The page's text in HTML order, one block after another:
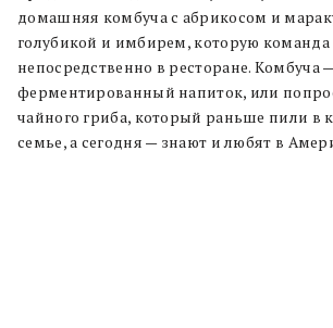
домашняя комбуча с абрикосом и
голубикой и имбирем, которую команда
непосредственно в ресторане. Комбуча
ферментированный напиток, или
чайного гриба, который раньше пили в
семье, а сегодня — знают и любят в